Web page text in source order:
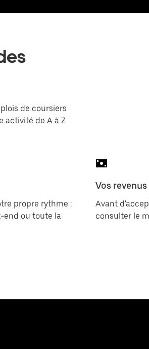
de coursiers
activité de A à Z
propre rythme :
end ou toute la
Vos revenus
Avant
consulter le